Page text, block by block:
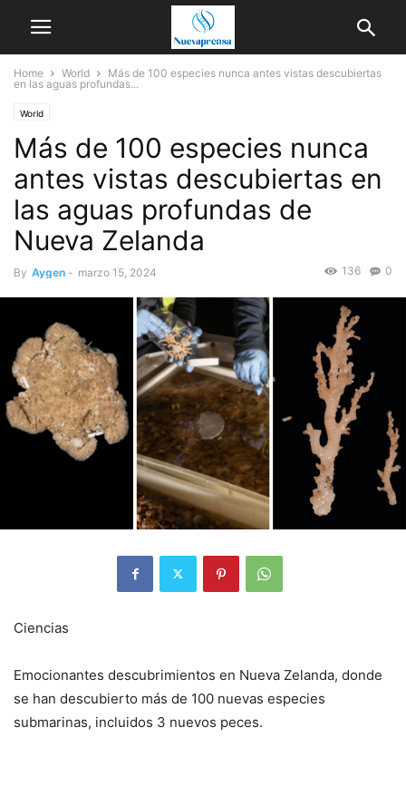
Home World
Más de 100 especies nunca antes vistas descubiertas
en las aguas profundas...
World
Más de 100 especies nunca
antes vistas descubiertas en
las aguas profundas de
Nueva Zelanda
By Aygen - marzo 15, 2024 0
136
Ciencias
Emocionantes descubrimientos en Nueva Zelanda, donde
se han descubierto más de 100 nuevas especies
submarinas, incluidos 3 nuevos peces.